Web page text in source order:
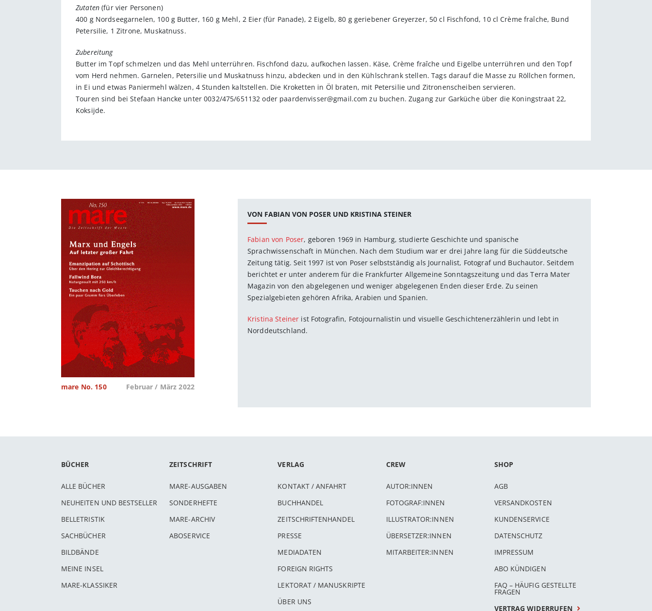
Zutaten(für vier Personen)
400 g Nordseegarnelen, 100 g Butter, 160 g Mehl, 2 Eier (für Panade), 2 Eigelb, 80 g geriebener Greyerzer, 50 cl Fischfond, 10 cl Crème fraîche, Bund
Petersilie, 1 Zitrone, Muskatnuss.
Zubereitung
Butter im Topf schmelzen und das Mehl unterrühren. Fischfond dazu, aufkochen lassen. Käse, Crème fraîche und Eigelbe unterrühren und den Topf
vom Herd nehmen. Garnelen, Petersilie und Muskatnuss hinzu, abdecken und in den Kühlschrank stellen. Tags darauf die Masse zu Röllchen formen,
in Ei und etwas Paniermehl wälzen, 4 Stunden kaltstellen. Die Kroketten in Öl braten, mit Petersilie und Zitronenscheiben servieren.
Touren sind bei Stefaan Hancke unter 0032/475/651132 oder paardenvisser@gmail.com zu buchen. Zugang zur Gar­küche über die Koningstraat 22,
Koksijde.
mare No. 150 Februar / März 2022
VON FABIAN VON POSER UND KRISTINA STEINER
Fabian von Poser, geboren 1969 in Hamburg, studierte Geschichte und spanische
Sprachwissenschaft in München. Nach dem Studium war er drei Jahre lang für die Süddeutsche
Zeitung tätig. Seit 1997 ist von Poser selbstständig als Journalist, Fotograf und Buchautor. Seitdem
berichtet er unter anderem für die Frankfurter Allgemeine Sonntagszeitung und das Terra Mater
Magazin von den abgelegenen und weniger abgelegenen Enden dieser Erde. Zu seinen
Spezialgebieten gehören Afrika, Arabien und Spanien.
Kristina Steiner ist Fotografin, Fotojournalistin und visuelle Geschichtenerzählerin und lebt in
Norddeutschland.
BÜCHER
ALLE BÜCHER
NEUHEITEN UND BESTSELLER
BELLETRISTIK
SACHBÜCHER
BILDBÄNDE
MEINE INSEL
MARE-KLASSIKER
ZEITSCHRIFT
MARE-AUSGABEN
SONDERHEFTE
MARE-ARCHIV
ABOSERVICE
VERLAG
KONTAKT / ANFAHRT
BUCHHANDEL
ZEITSCHRIFTENHANDEL
PRESSE
MEDIADATEN
FOREIGN RIGHTS
LEKTORAT / MANUSKRIPTE
ÜBER UNS
CREW
AUTOR:INNEN
FOTOGRAF:INNEN
ILLUSTRATOR:INNEN
ÜBERSETZER:INNEN
MITARBEITER:INNEN
SHOP
AGB
VERSANDKOSTEN
KUNDENSERVICE
DATENSCHUTZ
IMPRESSUM
ABO KÜNDIGEN
FAQ – HÄUFIG GESTELLTE
FRAGEN
VERTRAG WIDERRUFEN